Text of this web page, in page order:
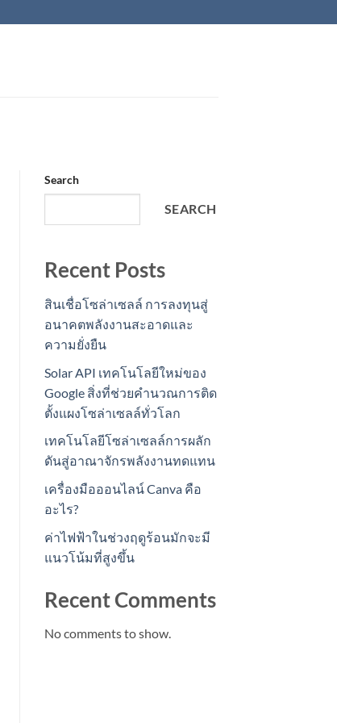
Search
SEARCH
Recent Posts
สินเชื่อโซล่าเซลล์ การลงทุนสู่
อนาคตพลังงานสะอาดและ
ความยั่งยืน
Solar API เทคโนโลยีใหม่ของ
Google สิ่งที่ช่วยคำนวณการติด
ตั้งแผงโซล่าเซลล์ทั่วโลก
เทคโนโลยีโซล่าเซลล์การผลัก
ดันสู่อาณาจักรพลังงานทดแทน
เครื่องมือออนไลน์ Canva คือ
อะไร?
ค่าไฟฟ้าในช่วงฤดูร้อนมักจะมี
แนวโน้มที่สูงขึ้น
Recent Comments
No comments to show.